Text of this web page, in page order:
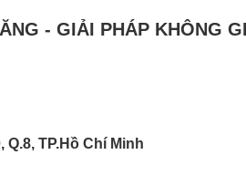
- GIẢI PHÁP KHÔNG
TP.Hồ Chí Minh